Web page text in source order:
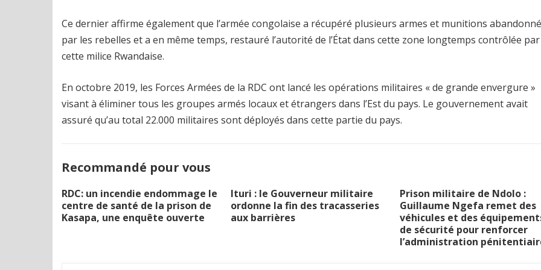
Ce dernier affirme également que l’armée congolaise a récupéré plusieurs armes et munitions
par les rebelles et a en même temps, restauré l’autorité de l’État dans cette zone longtemps contrôlée par
cette milice Rwandaise.
En octobre 2019, les Forces Armées de la RDC ont lancé les opérations militaires « de grande envergure »
visant à éliminer tous les groupes armés locaux et étrangers dans l’Est du pays. Le gouvernement avait
assuré qu’au total 22.000 militaires sont déployés dans cette partie du pays.
Recommandé pour vous
RDC: un incendie endommage le
centre de santé de la prison de
Kasapa, une enquête ouverte
Ituri : le Gouverneur militaire
ordonne la fin des tracasseries
aux barrières
Prison militaire de Ndolo :
Guillaume Ngefa remet des
véhicules et des
de sécurité pour renforcer
l’administration